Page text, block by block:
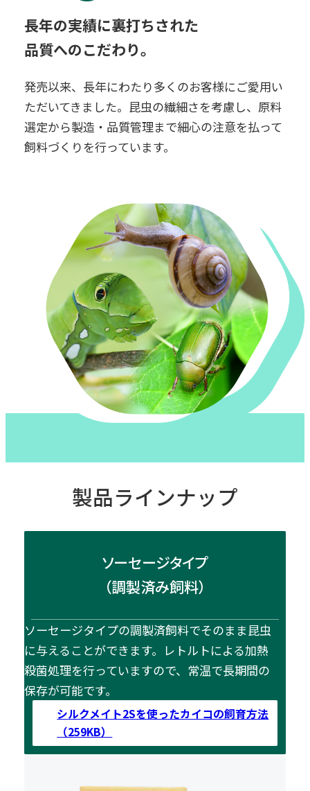
長年の実績に裏打ちされた
品質へのこだわり。
発売以来、長年にわたり多くのお客様にご愛用い
ただいてきました。昆虫の繊細さを考慮し、原料
選定から製造・品質管理まで細心の注意を払って
飼料づくりを行っています。
製品ラインナップ
ソーセージタイプ
（調製済み飼料）
ソーセージタイプの調製済飼料でそのまま昆虫
に与えることができます。レトルトによる加熱
殺菌処理を行っていますので、常温で長期間の
保存が可能です。
シルクメイト2Sを使ったカイコの飼育方法
（259KB）